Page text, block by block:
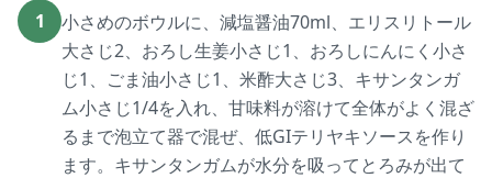
1
小さめのボウルに、減塩醤油70ml、エリスリトール
大さじ2、おろし生姜小さじ1、おろしにんにく小さ
じ1、ごま油小さじ1、米酢大さじ3、キサンタンガ
ム小さじ1/4を入れ、甘味料が溶けて全体がよく混ざ
るまで泡立て器で混ぜ、低GIテリヤキソースを作り
ます。キサンタンガムが水分を吸ってとろみが出て